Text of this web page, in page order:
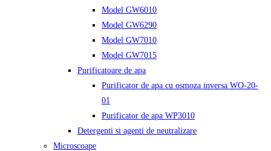
Model GW6010
Model GW6290
Model GW7010
Model GW7015
Purificatoare de apa
Purificator de apa cu osmoza inversa WO-20-
01
Purificator de apa WP3010
Detergenti si agenti de neutralizare
Microscoape